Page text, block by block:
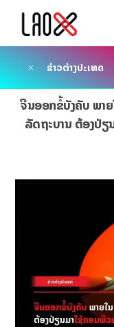
ຂ່າວຕ່າງປະເທດ
ຈີນອອກຂໍ້ບັງຄັບ ພາ
ລັດຖະບານ ຕ້ອງປ່ຽ